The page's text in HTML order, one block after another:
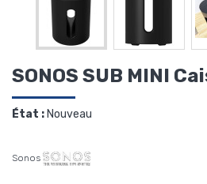
SONOS SUB MINI
État :Nouveau
Sonos